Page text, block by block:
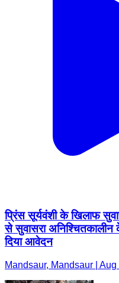
प्रिंस सूर्यवंशी के खिलाफ
से सुवासरा अनिश्चितकालीन
दिया आवेदन
Mandsaur, Mandsaur |